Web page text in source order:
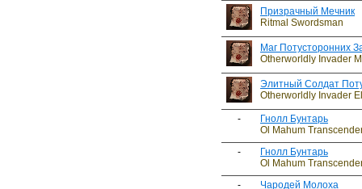
Призрачный Мечник
Ritmal Swordsman
Маг Потусторонних
Otherworldly Invader
Элитный Солдат
Otherworldly Invader
-
Гнолл Бунтарь
Ol Mahum
-
Гнолл Бунтарь
Ol Mahum
-
Чародей Молоха